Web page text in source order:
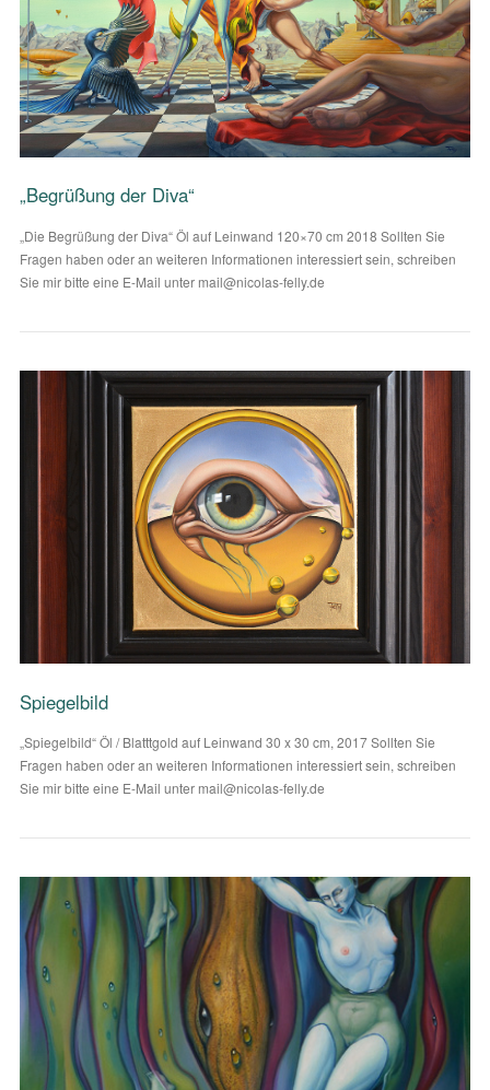
VIEW POST
VIEW POST
„Begrüßung der Diva“
„Die Begrüßung der Diva“ Öl auf Leinwand 120×70 cm 2018 Sollten Sie
Fragen haben oder an weiteren Informationen interessiert sein, schreiben
Sie mir bitte eine E-Mail unter mail@nicolas-felly.de
Spiegelbild
„Spiegelbild“ Öl / Blatttgold auf Leinwand 30 x 30 cm, 2017 Sollten Sie
Fragen haben oder an weiteren Informationen interessiert sein, schreiben
Sie mir bitte eine E-Mail unter mail@nicolas-felly.de